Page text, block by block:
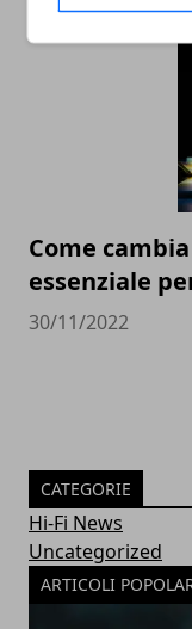
Come
essenziale
30/11/2022
CATEGORIE
Hi-Fi News
Uncategorized
ARTICOLI